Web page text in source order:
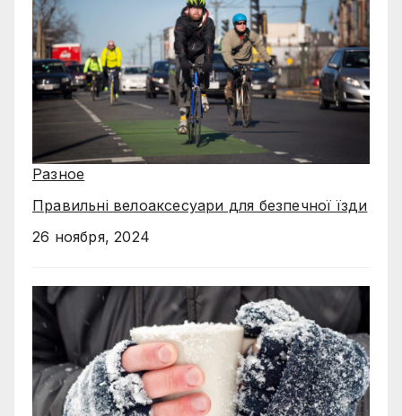
Разное
Правильні велоаксесуари для безпечної їзди
26 ноября, 2024